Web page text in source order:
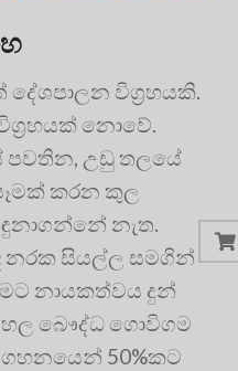
විග්‍රහයකි.
නොවේ.
පවතින, උඩු තලයේ
කරන කුල
නැත.
නරක සියල්ල සමගින්
නායකත්වය දුන්
බෞද්ධ ගොවිගම
50%කට